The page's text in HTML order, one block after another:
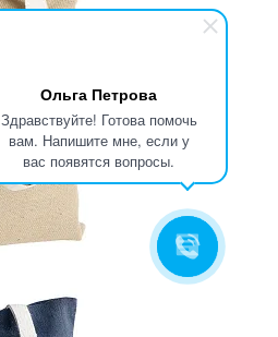
Ольга Петрова
Здравствуйте! Готова помочь
вам. Напишите мне, если у
вас появятся вопросы.